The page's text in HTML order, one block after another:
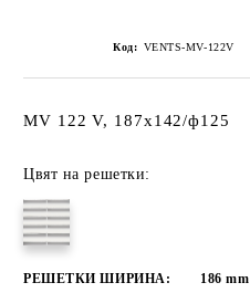
Код: VENTS-MV-122V
MV 122 V, 187x142/ф125
Цвят на решетки:
РЕШЕТКИ ШИРИНА: 186mm